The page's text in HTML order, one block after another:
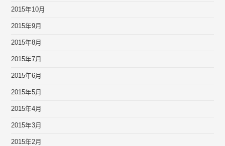
2015年10月
2015年9月
2015年8月
2015年7月
2015年6月
2015年5月
2015年4月
2015年3月
2015年2月